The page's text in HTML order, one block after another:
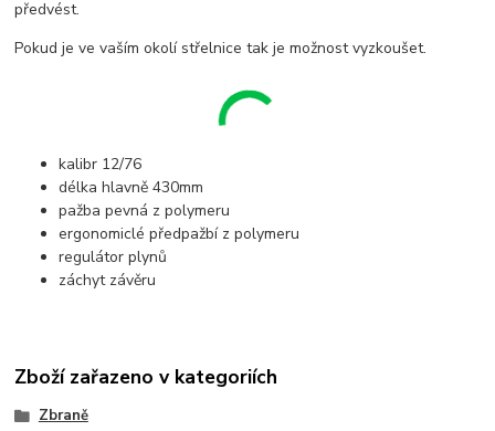
předvést.
Pokud je ve vaším okolí střelnice tak je možnost vyzkoušet.
kalibr 12/76
délka hlavně 430mm
pažba pevná z polymeru
ergonomiclé předpažbí z polymeru
regulátor plynů
záchyt závěru
Zboží zařazeno v kategoriích
Zbraně